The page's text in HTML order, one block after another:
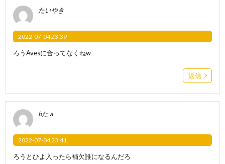
たいやき
2022-07-04 23:39
ろうAvesに合ってなくねw
返信
bた a
2022-07-04 23:41
ろうとひよ入ったら補欠誰になるんだろ